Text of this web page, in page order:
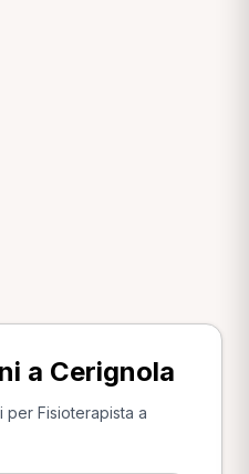
a Cerignola
per Fisioterapista a